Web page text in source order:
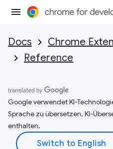
Docs Chrome
Reference
Google verwendet KI-
Sprache zu übersetzen. KI-
enthalten.